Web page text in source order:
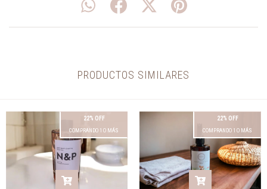
PRODUCTOS SIMILARES
22% OFF
COMPRANDO 1 O MÁS
22% OFF
COMPRANDO 1 O MÁS